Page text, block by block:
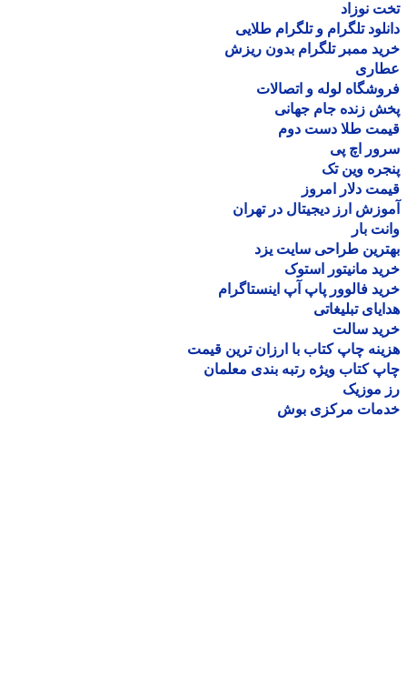
نوزاد
تلگرام و تلگرام طلایی
ممبر تلگرام بدون ریزش
لوله و اتصالات
زنده جام جهانی
طلا دست دوم
اچ پی
وین تک
دلار امروز
ارز دیجیتال در تهران
بار
طراحی سایت یزد
مانیتور استوک
فالوور پاپ آپ اینستاگرام
تبلیغاتی
سالت
چاپ کتاب با ارزان ترین قیمت
کتاب ویژه رتبه بندی معلمان
موزیک
مرکزی بوش